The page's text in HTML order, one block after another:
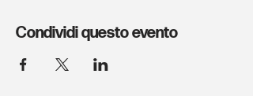
Condividi questo evento